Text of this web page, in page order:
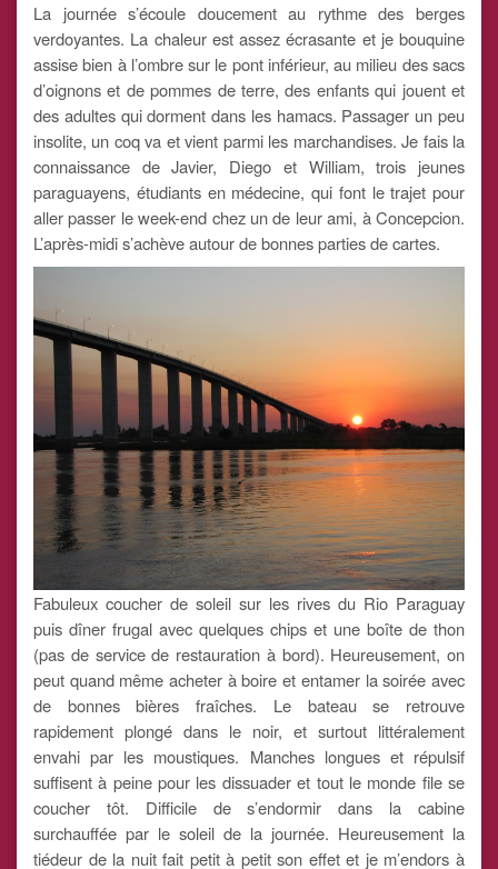
La journée s’écoule doucement au rythme des berges
verdoyantes. La chaleur est assez écrasante et je bouquine
assise bien à l’ombre sur le pont inférieur, au milieu des sacs
d’oignons et de pommes de terre, des enfants qui jouent et
des adultes qui dorment dans les hamacs. Passager un peu
insolite, un coq va et vient parmi les marchandises. Je fais la
connaissance de Javier, Diego et William, trois jeunes
paraguayens, étudiants en médecine, qui font le trajet pour
aller passer le week-end chez un de leur ami, à Concepcion.
L’après-midi s’achève autour de bonnes parties de cartes.
Fabuleux coucher de soleil sur les rives du Rio Paraguay
puis dîner frugal avec quelques chips et une boîte de thon
(pas de service de restauration à bord). Heureusement, on
peut quand même acheter à boire et entamer la soirée avec
de bonnes bières fraîches. Le bateau se retrouve
rapidement plongé dans le noir, et surtout littéralement
envahi par les moustiques. Manches longues et répulsif
suffisent à peine pour les dissuader et tout le monde file se
coucher tôt. Difficile de s’endormir dans la cabine
surchauffée par le soleil de la journée. Heureusement la
tiédeur de la nuit fait petit à petit son effet et je m’endors à